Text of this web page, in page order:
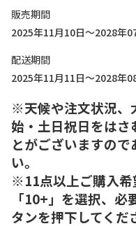
販売期間
2025年11月10日～2028年
配送期間
2025年11月11日～2028年
※天候や注文状況、
始・土日祝日をはさ
とがございますの
い。
※11点以上ご購入希
「10+」を選択、
タンを押下してくだ